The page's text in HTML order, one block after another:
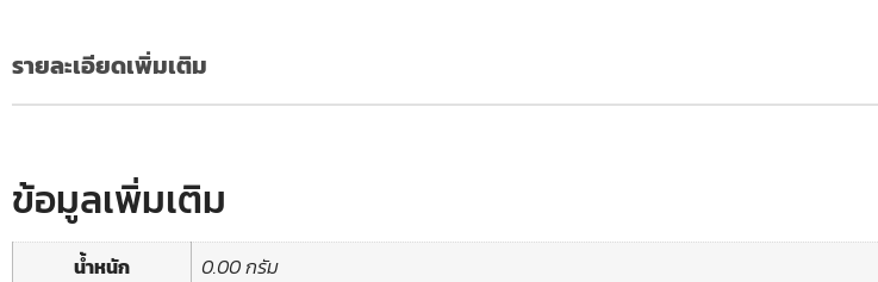
รายละเอียดเพิ่มเติม
ข้อมูลเพิ่มเติม
น้ำหนัก 0.00 กรัม